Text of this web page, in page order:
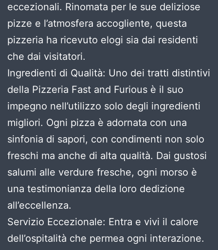
eccezionali. Rinomata per le sue deliziose
pizze e l’atmosfera accogliente, questa
pizzeria ha ricevuto elogi sia dai residenti
che dai visitatori.
Ingredienti di Qualità: Uno dei tratti distintivi
della Pizzeria Fast and Furious è il suo
impegno nell’utilizzo solo degli ingredienti
migliori. Ogni pizza è adornata con una
sinfonia di sapori, con condimenti non solo
freschi ma anche di alta qualità. Dai gustosi
salumi alle verdure fresche, ogni morso è
una testimonianza della loro dedizione
all’eccellenza.
Servizio Eccezionale: Entra e vivi il calore
dell’ospitalità che permea ogni interazione.